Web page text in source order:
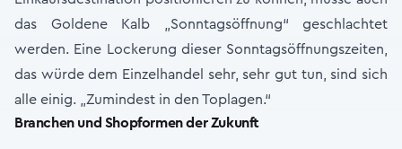
das Goldene Kalb „Sonntagsöffnung“ geschlachtet
werden. Eine Lockerung dieser Sonntagsöffnungszeiten,
das würde dem Einzelhandel sehr, sehr gut tun, sind sich
alle einig. „Zumindest in den Toplagen.“
Branchen und Shopformen der Zukunft